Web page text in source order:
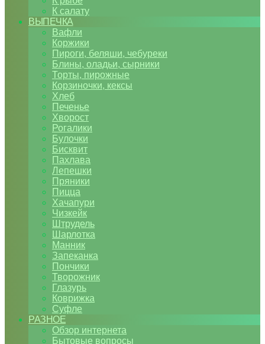
К салату
ВЫПЕЧКА
Вафли
Коржики
Пироги, беляши, чебуреки
Блины, оладьи, сырники
Торты, пирожные
Корзиночки, кексы
Хлеб
Печенье
Хворост
Рогалики
Булочки
Бисквит
Пахлава
Лепешки
Пряники
Пицца
Хачапури
Чизкейк
Штрудель
Шарлотка
Манник
Запеканка
Пончики
Творожник
Глазурь
Коврижка
Суфле
РАЗНОЕ
Обзор интернета
Бытовые вопросы